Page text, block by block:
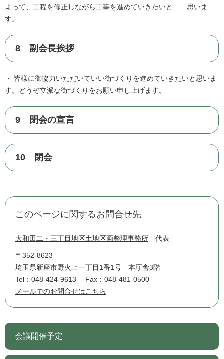
よって、工程を修正しながら工事を進めていきたいと 思いま
す。
8 副会長挨拶
・ 皆様に御協力いただいていい街づくりを進めていきたいと思いま
す。どうぞ立派な街づくりをお願い申し上げます。
9 閉会の宣言
10 閉会
このページに関するお問合せ先
大和田二・三丁目地区土地区画整理事務所 代表
〒352-8623
埼玉県新座市野火止一丁目1番1号 本庁舎3階
Tel：048-424-9613
Fax：048-481-0500
メールでのお問合せはこちら
会議開催予定